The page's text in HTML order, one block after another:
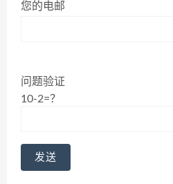
您的电邮
问题验证
10-2=？